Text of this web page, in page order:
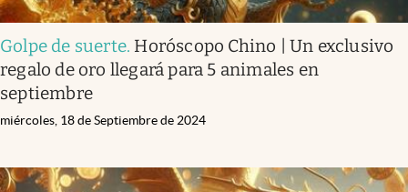
Golpe de suerte. Horóscopo Chino | Un exclusivo
regalo de oro llegará para 5 animales en
septiembre
miércoles, 18 de Septiembre de 2024